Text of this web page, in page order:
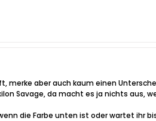
merke aber auch kaum einen
Savage, da macht es ja nichts aus,
die Farbe unten ist oder wartet ihr